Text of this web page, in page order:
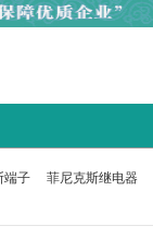
端子 菲尼克斯继电器